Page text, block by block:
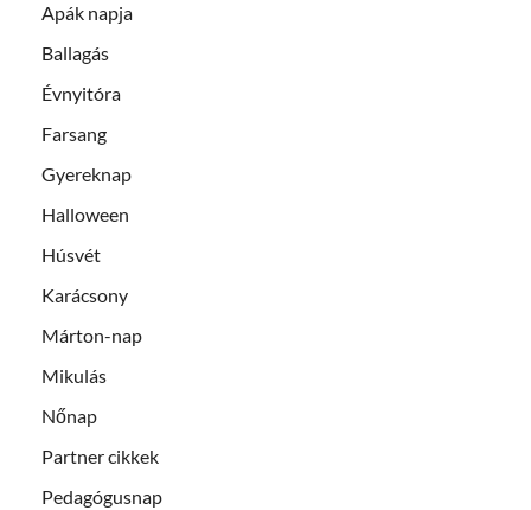
Apák napja
Ballagás
Évnyitóra
Farsang
Gyereknap
Halloween
Húsvét
Karácsony
Márton-nap
Mikulás
Nőnap
Partner cikkek
Pedagógusnap